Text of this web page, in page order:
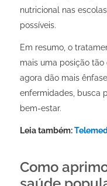
nutricional nas
possíveis.
Em resumo, o
mais uma posição
agora dão mais
enfermidades, busca
bem-estar.
Leia também:
Como